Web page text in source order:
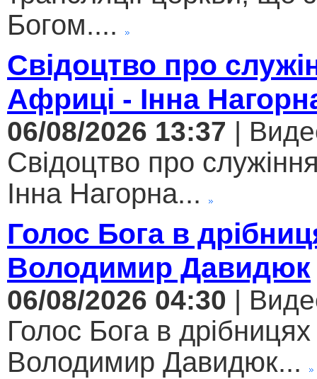
Богом....
Свідоцтво про
Африці - Інна
06/08/2026 13:37 |
Свідоцтво про
Інна Нагорна...
Голос Бога в
Володимир Давидюк
06/08/2026 04:30 |
Голос Бога в
Володимир Давидюк...